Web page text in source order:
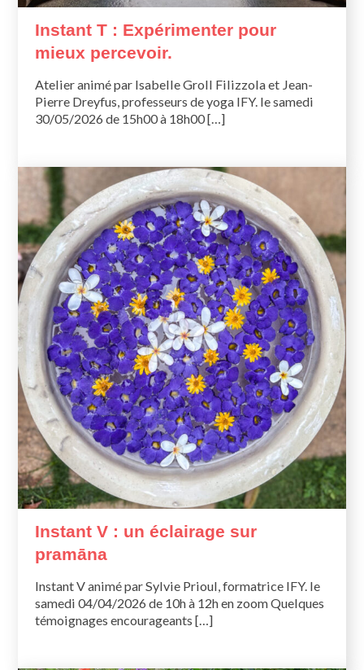
Instant T : Expérimenter pour
mieux percevoir.
Atelier animé par Isabelle Groll Filizzola et Jean-
Pierre Dreyfus, professeurs de yoga IFY. le samedi
30/05/2026 de 15h00 à 18h00 […]
Instant V : un éclairage sur
pramāna
Instant V animé par Sylvie Prioul, formatrice IFY. le
samedi 04/04/2026 de 10h à 12h en zoom Quelques
témoignages encourageants […]